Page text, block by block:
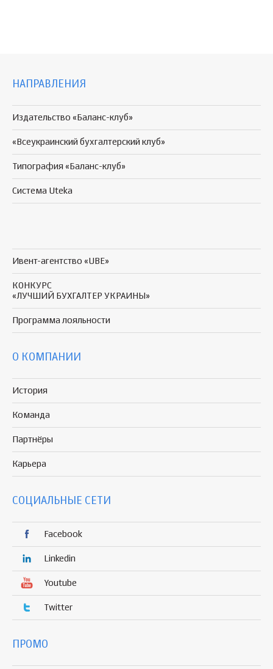
НАПРАВЛЕНИЯ
Издательство «Баланс-клуб»
«Всеукраинский бухгалтерский клуб»
Типография «Баланс-клуб»
Система Uteka
Ивент-агентство «UBE»
КОНКУРС
«ЛУЧШИЙ БУХГАЛТЕР УКРАИНЫ»
Программа лояльности
О КОМПАНИИ
История
Команда
Партнёры
Карьера
СОЦИАЛЬНЫЕ СЕТИ
Facebook
Linkedin
Youtube
Twitter
ПРОМО